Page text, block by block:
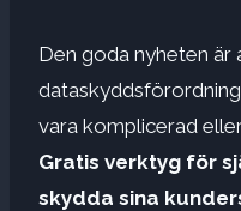
Den goda nyheten är
vara komplicerad
Gratis verktyg för
skydda sina